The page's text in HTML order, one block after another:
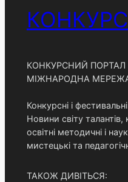
КОНКУРСНИЙ ПОРТАЛ
МІЖНАРОДНА
Конкурсні і
Новини світу
освітні методичні і
мистецькі та
ТАКОЖ ДИВІТЬСЯ: